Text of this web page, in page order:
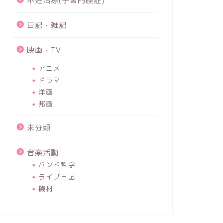
日記・雑記
映画・TV
アニメ
ドラマ
洋画
邦画
未分類
音楽活動
バンド哲学
ライブ日記
機材